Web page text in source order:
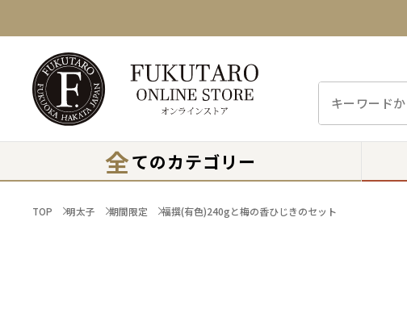
全てのカテゴリー
TOP 明太子 期間限定 福撰(有色)240gと梅の香ひじきのセット